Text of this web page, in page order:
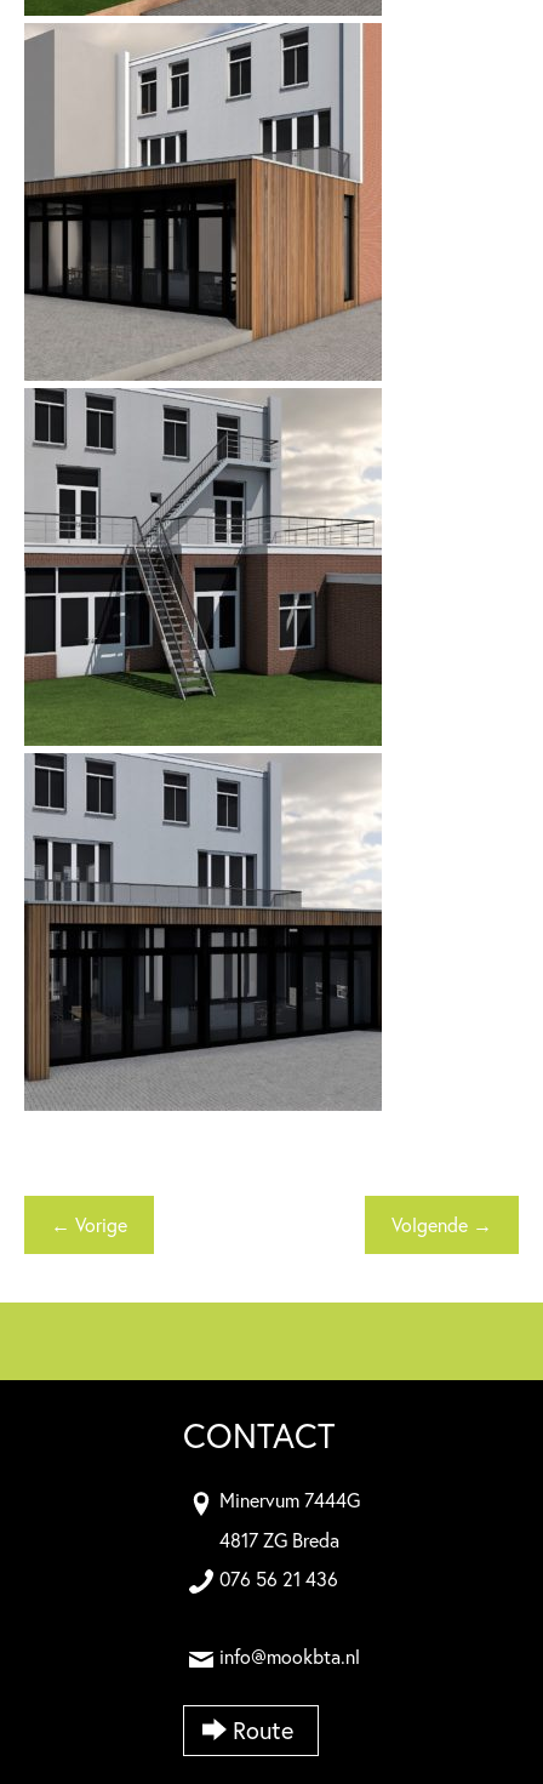
← Vorige Volgende →
CONTACT
Minervum 7444G
4817 ZG Breda
076 56 21 436
info@mookbta.nl
Route